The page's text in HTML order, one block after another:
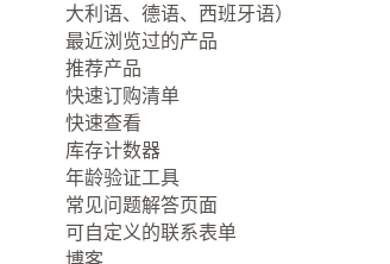
大利语、德语、西班牙语）
最近浏览过的产品
推荐产品
快速订购清单
快速查看
库存计数器
年龄验证工具
常见问题解答页面
可自定义的联系表单
博客